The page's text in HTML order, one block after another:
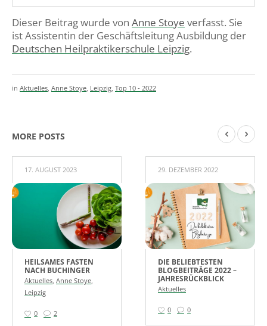
Dieser Beitrag wurde vonAnne Stoye verfasst. Sie
ist Assistentin der Geschäftsleitung Ausbildung der
Deutschen Heilpraktikerschule Leipzig.
in Aktuelles Anne Stoye Leipzig Top 10 - 2022
MORE POSTS
17. AUGUST 2023
HEILSAMES FASTEN
NACH BUCHINGER
Aktuelles Anne Stoye
Leipzig
0 2
29. DEZEMBER 2022
DIE BELIEBTESTEN
BLOGBEITRÄGE 2022 –
JAHRESRÜCKBLICK
Aktuelles
0 0